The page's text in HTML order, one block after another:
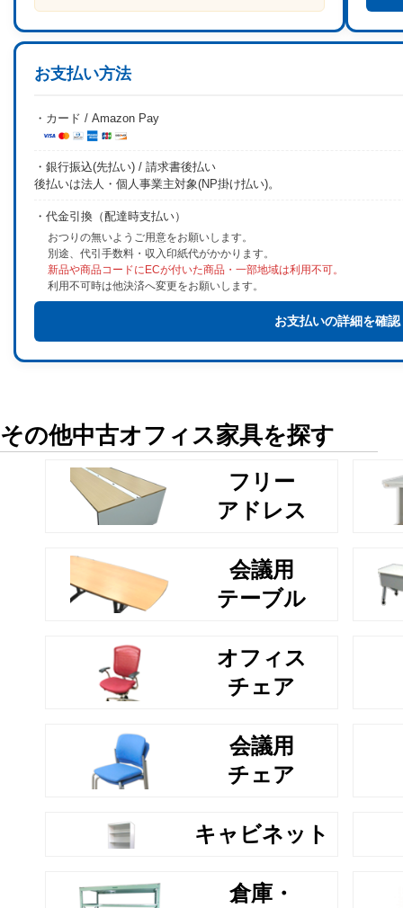
お支払い方法
・カード / Amazon Pay
・銀行振込(先払い) / 請求書後払い
後払いは法人・個人事業主対象(NP掛け払い)。
・代金引換（配達時支払い）
おつりの無いようご用意をお願いします。
別途、代引手数料・収入印紙代がかかります。
新品や商品コードにECが付いた商品・一部地域は利用不可。
利用不可時は他決済へ変更をお願いします。
お支払いの詳細を確認
その他中古オフィス家具を探す
フリー
アドレス
会議用
テーブル
オフィス
チェア
会議用
チェア
キャビネット
倉庫・